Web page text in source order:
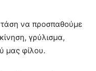
τάση να προσπαθούμε
γρύλισμα,
μας φίλου.